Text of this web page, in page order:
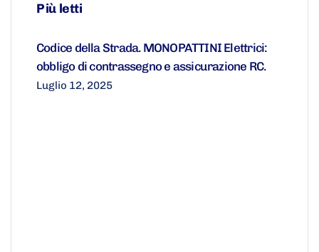
Più letti
Codice della Strada. MONOPATTINI Elettrici:
obbligo di contrassegno e assicurazione RC.
Luglio 12, 2025